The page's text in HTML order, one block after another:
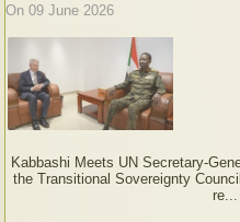
On 09 June 2026
Kabbashi Meets UN Secretary-
the Transitional Sovereignty
re...